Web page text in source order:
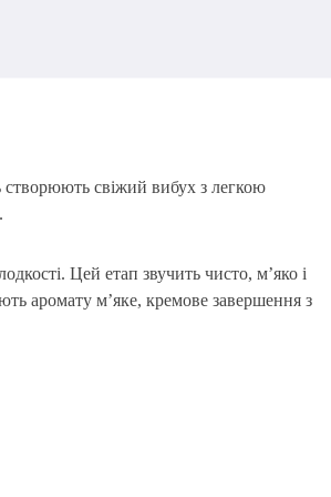
створюють свіжий вибух з легкою
Цей етап звучить чисто, м’яко і
аромату м’яке, кремове завершення з